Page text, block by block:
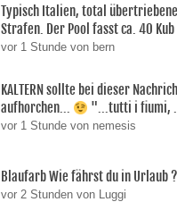
Typisch Italien, total übertriebene
Strafen. Der Pool fasst ca. 40 Kub
vor 1 Stunde von bern
KALTERN sollte bei dieser
aufhorchen...
"...tutti i fiumi,
vor 1 Stunde von nemesis
Blaufarb Wie fährst du in Urlaub ?
vor 2 Stunden von Luggi